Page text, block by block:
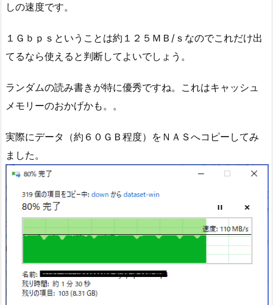
しの速度です。
１Ｇｂｐｓということは約１２５ＭＢ/ｓなのでこれだけ出
てるなら使えると判断してよいでしょう。
ランダムの読み書きが特に優秀ですね。これはキャッシュ
メモリーのおかげかも。。
実際にデータ（約６０ＧＢ程度）をＮＡＳへコピーしてみ
ました。